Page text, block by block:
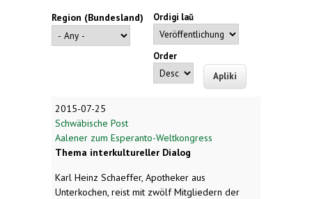
Region (Bundesland) Ordigi laŭ
Order
2015-07-25
Schwäbische Post
Aalener zum Esperanto-Weltkongress
Thema interkultureller Dialog
Karl Heinz Schaeffer, Apotheker aus
Unterkochen, reist mit zwölf Mitgliedern der